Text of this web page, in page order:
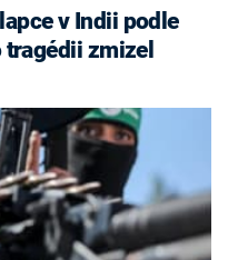
v Indii podle
zmizel